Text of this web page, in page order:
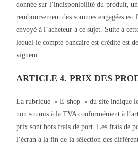
donnée sur l’indisponibilité du produit,
remboursement des sommes engagées
envoyé à l’acheteur à ce sujet. Suite à
lequel le compte bancaire est crédité est
vigueur.
ARTICLE 4. PRIX DES
La rubrique » E-shop » du site indique
non soumis à la TVA conformément à
prix sont hors frais de port. Les frais de
l’écran à la fin de la sélection des